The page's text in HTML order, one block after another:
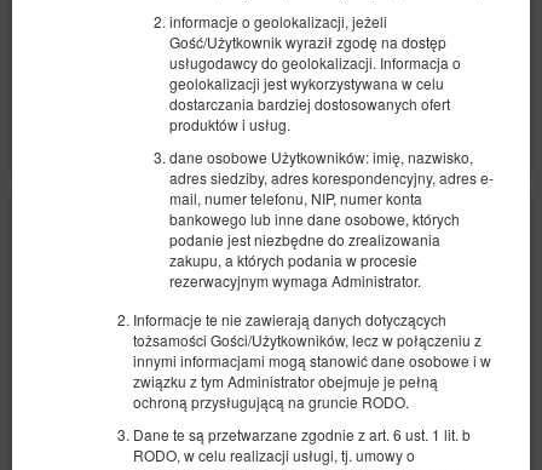
informacje o geolokalizacji, jeżeli
Gość/Użytkownik wyraził zgodę na dostęp
usługodawcy do geolokalizacji. Informacja o
geolokalizacji jest wykorzystywana w celu
dostarczania bardziej dostosowanych ofert
produktów i usług.
dane osobowe Użytkowników: imię, nazwisko,
adres siedziby, adres korespondencyjny, adres e-
mail, numer telefonu, NIP, numer konta
bankowego lub inne dane osobowe, których
podanie jest niezbędne do zrealizowania
zakupu, a których podania w procesie
rezerwacyjnym wymaga Administrator.
Informacje te nie zawierają danych dotyczących
tożsamości Gości/Użytkowników, lecz w połączeniu z
innymi informacjami mogą stanowić dane osobowe i w
związku z tym Administrator obejmuje je pełną
ochroną przysługującą na gruncie RODO.
Dane te są przetwarzane zgodnie z art. 6 ust. 1 lit. b
RODO, w celu realizacji usługi, tj. umowy o
Szczegóły Dostępność
Pokaż oferty